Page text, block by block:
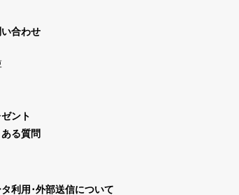
合わせ
ント
る質問
利用･外部送信について